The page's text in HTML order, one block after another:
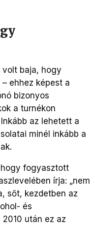
volt baja, hogy
ehhez képest a
bizonyos
a turnékon
az lehetett a
minél inkább a
hogy fogyasztott
írja: „nem
sőt, kezdetben az
és
után ez az